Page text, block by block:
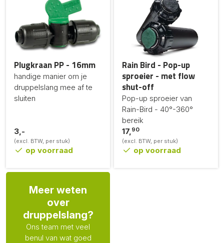
Plugkraan PP - 16mm
handige manier om je
druppelslang mee af te
sluiten
3,-
(excl. BTW, per stuk)
op voorraad
Rain Bird - Pop-up
sproeier - met flow
shut-off
Pop-up sproeier van
Rain-Bird - 40°-360°
bereik
17, 90
(excl. BTW, per stuk)
op voorraad
Meer weten
over
druppelslang?
Ons team met veel
benul van wat goed